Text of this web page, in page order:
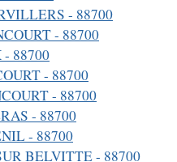
- 88700
- 88700
- 88700
- 88700
- 88700
- 88700
- 88700
BELVITTE - 88700